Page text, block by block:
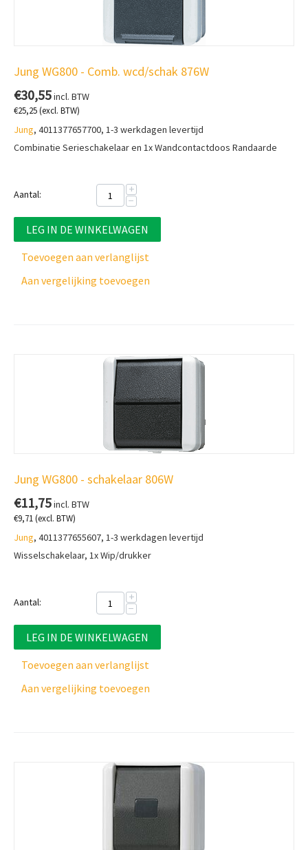
Jung WG800 - Comb. wcd/schak 876W
€30,55incl. BTW
€25,25(excl. BTW)
Jung, 4011377657700, 1-3 werkdagen levertijd
Combinatie Serieschakelaar en 1x Wandcontactdoos Randaarde
Aantal:
+
−
LEG IN DE WINKELWAGEN
Toevoegen aan verlanglijst
Aan vergelijking toevoegen
Jung WG800 - schakelaar 806W
€11,75incl. BTW
€9,71(excl. BTW)
Jung, 4011377655607, 1-3 werkdagen levertijd
Wisselschakelaar, 1x Wip/drukker
Aantal:
+
−
LEG IN DE WINKELWAGEN
Toevoegen aan verlanglijst
Aan vergelijking toevoegen